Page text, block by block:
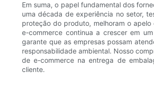
Em suma, o papel fundamental dos
uma década de experiência no setor,
proteção do produto, melhoram o
e-commerce continua a crescer em
garante que as empresas possam
responsabilidade ambiental. Nosso
de e-commerce na entrega de
cliente.